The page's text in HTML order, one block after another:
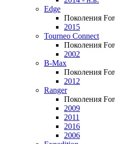
Edge
Поколения
2015
Tourneo Connect
Поколения
2002
B-Max
Поколения
2012
Ranger
Поколения
2009
2011
2016
2006